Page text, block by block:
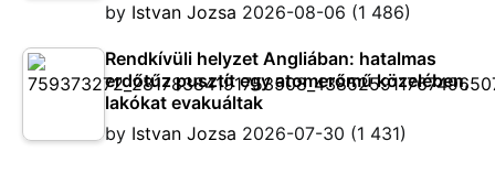
by Istvan Jozsa 2026-08-06 (1 486)
Rendkívüli helyzet Angliában: hatalmas
erdőtűz pusztít egy atomerőmű közelében,
lakókat evakuáltak
by Istvan Jozsa 2026-07-30 (1 431)